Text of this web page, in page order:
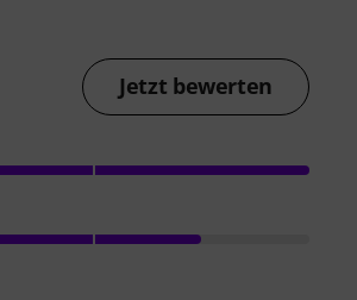
Jetzt bewerten